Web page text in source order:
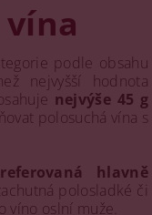
podle obsahu
nejvyšší hodnota
nejvýše 45 g
polosuchá vína s
hlavně
polosladké či
víno oslní muže.